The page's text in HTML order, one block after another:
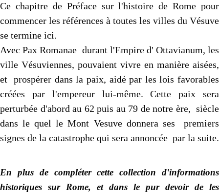
Ce chapitre de Préface sur l'histoire de Rome pour
commencer les références à toutes les villes du Vésuve
se termine ici.
Avec Pax Romanae durant l'Empire d' Ottavianum, les
ville Vésuviennes, pouvaient vivre en manière aisées,
et prospérer dans la paix, aidé par les lois favorables
créées par l'empereur lui-même. Cette paix sera
perturbée d'abord au 62 puis au 79 de notre ère, siècle
dans le quel le Mont Vesuve donnera ses premiers
signes de la catastrophe qui sera annoncée par la suite.
En plus de compléter cette collection d'informations
historiques sur Rome, et dans le pur devoir de les